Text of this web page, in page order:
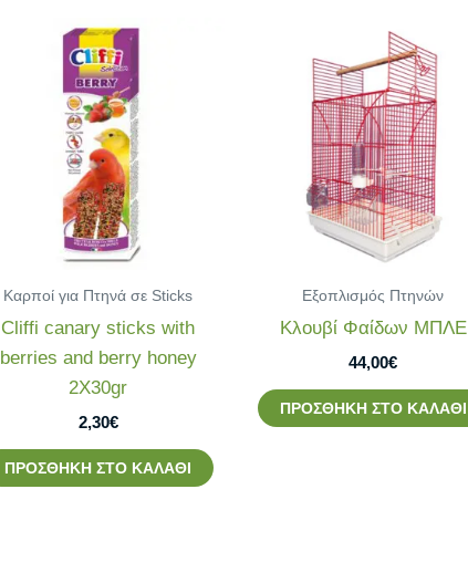
Καρποί για Πτηνά σε Sticks
Cliffi canary sticks with
berries and berry honey
2Χ30gr
2,30€
ΠΡΟΣΘΉΚΗ ΣΤΟ ΚΑΛΆΘΙ
Εξοπλισμός Πτηνών
Κλουβί Φαίδων ΜΠΛΕ
44,00€
ΠΡΟΣΘΉΚΗ ΣΤΟ ΚΑΛΆΘΙ